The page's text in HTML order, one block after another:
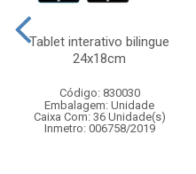
Tablet interativo bilingue
24x18cm
Código: 830030
Embalagem: Unidade
Caixa Com: 36 Unidade(s)
Inmetro: 006758/2019